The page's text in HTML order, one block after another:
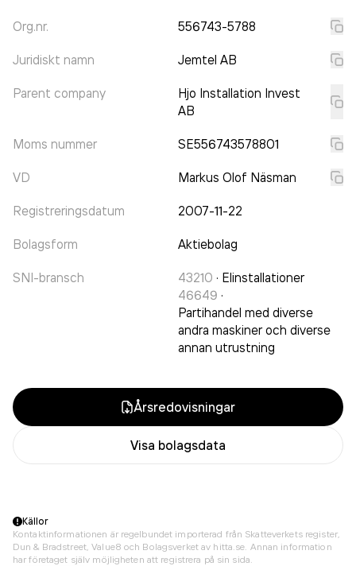
Org.nr. 556743-5788
Juridiskt namn Jemtel AB
Parent company
Hjo Installation Invest
AB
Moms nummer SE556743578801
VD Markus Olof Näsman
Registreringsdatum 2007-11-22
Bolagsform Aktiebolag
SNI-bransch 43210 · Elinstallationer
46649 ·
Partihandel med diverse
andra maskiner och diverse
annan utrustning
Årsredovisningar
Visa bolagsdata
Källor
Kontaktinformationen är regelbundet importerad från Skatteverkets register,
Dun & Bradstreet, Value8 och Bolagsverket av hitta.se. Annan information
har företaget själv möjligheten att registrera på sin sida.